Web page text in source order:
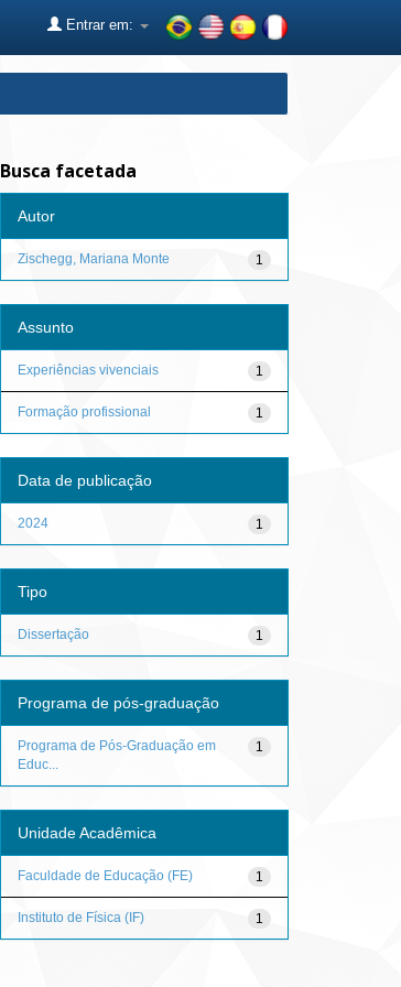
Entrar em:
Busca facetada
Autor
1
Zischegg, Mariana Monte
Assunto
1
Experiências vivenciais
1
Formação profissional
Data de publicação
1
2024
Tipo
1
Dissertação
Programa de pós-graduação
1
Programa de Pós-Graduação em
Educ...
Unidade Acadêmica
1
Faculdade de Educação (FE)
1
Instituto de Física (IF)